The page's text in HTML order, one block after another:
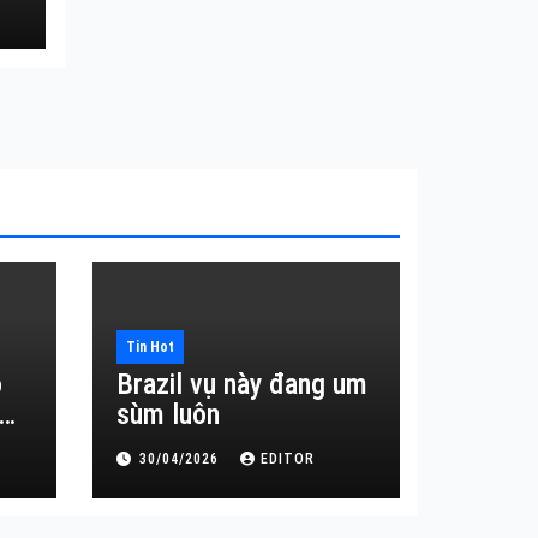
Tin Hot
Brazil vụ này đang um
sùm luôn
30/04/2026 EDITOR